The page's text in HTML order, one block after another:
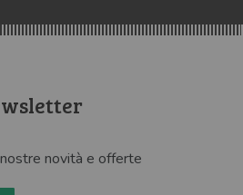
novità e offerte